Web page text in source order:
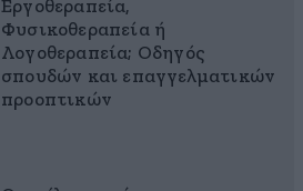
Εργοθεραπεία,
Φυσικοθεραπεία ή
Λογοθεραπεία; Οδηγός
σπουδών και επαγγελματικών
προοπτικών